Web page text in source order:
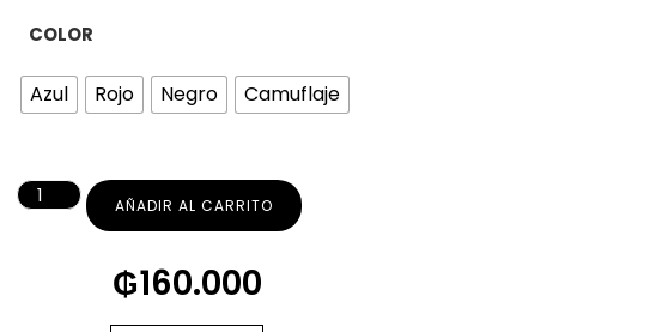
COLOR
Azul Rojo Negro Camuflaje
AÑADIR AL CARRITO
₲160.000